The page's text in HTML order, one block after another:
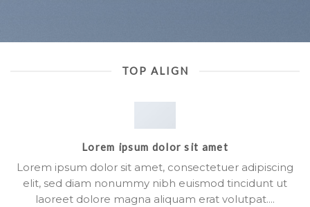
TOP ALIGN
Lorem ipsum dolor sit amet
Lorem ipsum dolor sit amet, consectetuer adipiscing
elit, sed diam nonummy nibh euismod tincidunt ut
laoreet dolore magna aliquam erat volutpat….